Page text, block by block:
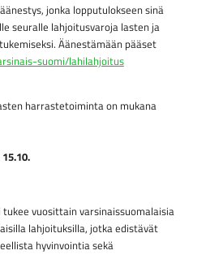
jonka lopputulokseen sinä
seuralle lahjoitusvaroja lasten ja
Äänestämään pääset
suomi/lahilahjoitus
harrastetoiminta on mukana
tukee vuosittain varsinaissuomalaisia
lahjoituksilla, jotka edistävät
hyvinvointia sekä